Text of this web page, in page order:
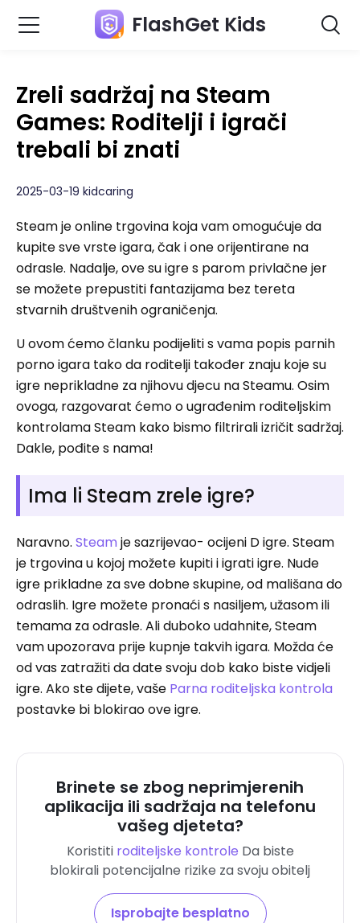
FlashGet Kids
Zreli sadržaj na Steam
Games: Roditelji i igrači
trebali bi znati
2025-03-19 kidcaring
Steam je online trgovina koja vam omogućuje da
kupite sve vrste igara, čak i one orijentirane na
odrasle. Nadalje, ove su igre s parom privlačne jer
se možete prepustiti fantazijama bez tereta
stvarnih društvenih ograničenja.
U ovom ćemo članku podijeliti s vama popis parnih
porno igara tako da roditelji također znaju koje su
igre neprikladne za njihovu djecu na Steamu. Osim
ovoga, razgovarat ćemo o ugrađenim roditeljskim
kontrolama Steam kako bismo filtrirali izričit sadržaj.
Dakle, pođite s nama!
Ima li Steam zrele igre?
Naravno. Steam je sazrijevao- ocijeni D igre. Steam
je trgovina u kojoj možete kupiti i igrati igre. Nude
igre prikladne za sve dobne skupine, od mališana do
odraslih. Igre možete pronaći s nasiljem, užasom ili
temama za odrasle. Ali duboko udahnite, Steam
vam upozorava prije kupnje takvih igara. Možda će
od vas zatražiti da date svoju dob kako biste vidjeli
igre. Ako ste dijete, vaše Parna roditeljska kontrola
postavke bi blokirao ove igre.
Brinete se zbog neprimjerenih
aplikacija ili sadržaja na telefonu
vašeg djeteta?
Koristiti roditeljske kontrole Da biste
blokirali potencijalne rizike za svoju obitelj
Isprobajte besplatno